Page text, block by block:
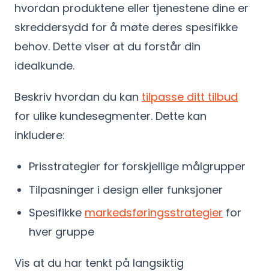
hvordan produktene eller tjenestene dine er
skreddersydd for å møte deres spesifikke
behov. Dette viser at du forstår din
idealkunde.
Beskriv hvordan du kan tilpasse ditt tilbud
for ulike kundesegmenter. Dette kan
inkludere:
Prisstrategier for forskjellige målgrupper
Tilpasninger i design eller funksjoner
Spesifikke markedsføringsstrategier for
hver gruppe
Vis at du har tenkt på langsiktig